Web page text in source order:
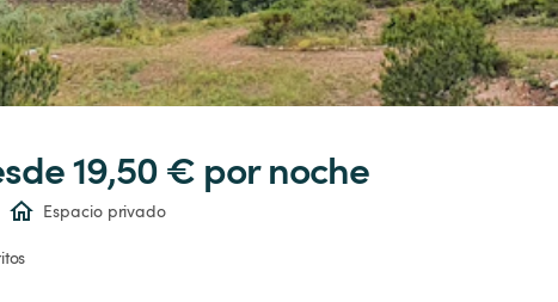
19,50 € por noche
Espacio privado